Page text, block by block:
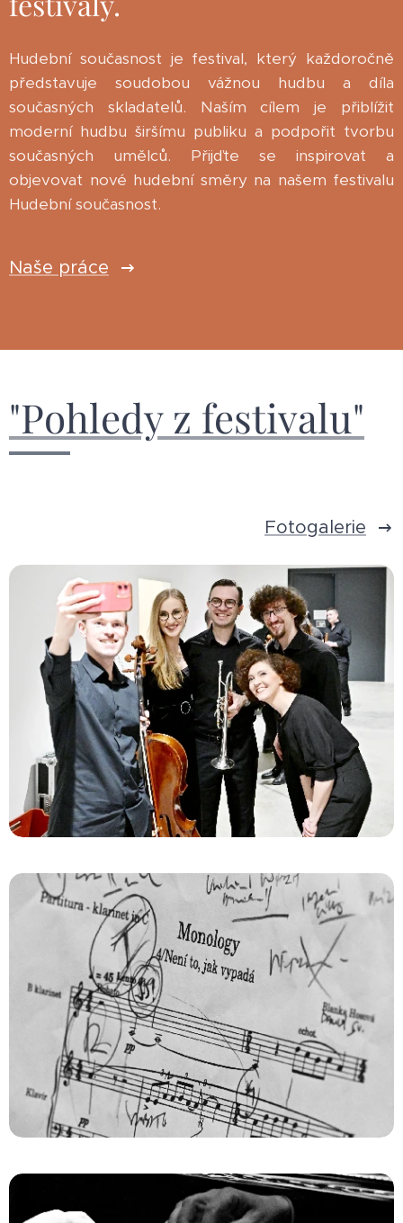
Hudební současnost je festival, který každoročně
představuje soudobou vážnou hudbu a díla
současných skladatelů. Naším cílem je přiblížit
moderní hudbu širšímu publiku a podpořit tvorbu
současných umělců. Přijďte se inspirovat a
objevovat nové hudební směry na našem festivalu
Hudební současnost.
Naše práce
"Pohledy z festivalu"
Fotogalerie